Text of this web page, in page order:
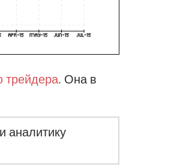
трейдера. Она в
аналитику